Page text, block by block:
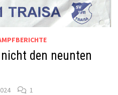
den neunten
1